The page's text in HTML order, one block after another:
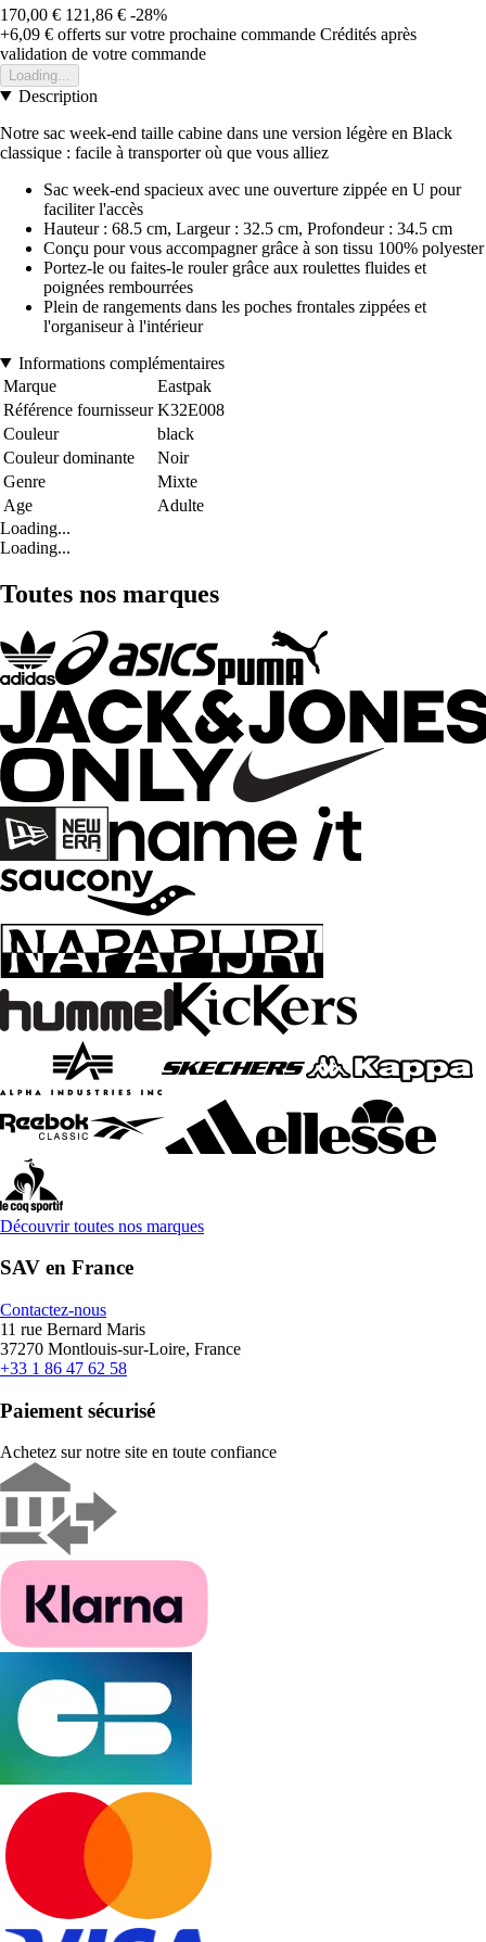
170,00 € 121,86 € -28%
+6,09 € offerts sur votre prochaine commande Crédités après
validation de votre commande
Loading...
Description
Notre sac week-end taille cabine dans une version légère en Black
classique : facile à transporter où que vous alliez
Sac week-end spacieux avec une ouverture zippée en U pour
faciliter l'accès
Hauteur : 68.5 cm, Largeur : 32.5 cm, Profondeur : 34.5 cm
Conçu pour vous accompagner grâce à son tissu 100% polyester
Portez-le ou faites-le rouler grâce aux roulettes fluides et
poignées rembourrées
Plein de rangements dans les poches frontales zippées et
l'organiseur à l'intérieur
Informations complémentaires
Marque
Eastpak
Référence fournisseur K32E008
Couleur
black
Couleur dominante
Noir
Genre
Mixte
Age
Adulte
Loading...
Loading...
Toutes nos marques
Découvrir toutes nos marques
SAV en France
Contactez-nous
11 rue Bernard Maris
37270 Montlouis-sur-Loire, France
+33 1 86 47 62 58
Paiement sécurisé
Achetez sur notre site en toute confiance